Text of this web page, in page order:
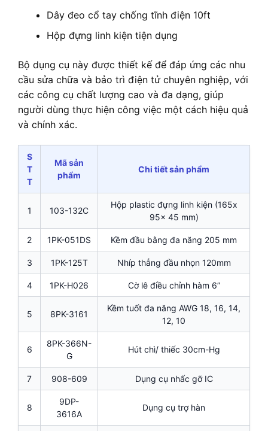
Dây đeo cổ tay chống tĩnh điện 10ft
Hộp đựng linh kiện tiện dụng
Bộ dụng cụ này được thiết kế để đáp ứng các nhu
cầu sửa chữa và bảo trì điện tử chuyên nghiệp, với
các công cụ chất lượng cao và đa dạng, giúp
người dùng thực hiện công việc một cách hiệu quả
và chính xác.
S
T
T
Mã sản
phẩm
Chi tiết sản phẩm
1 103-132C
Hộp plastic đựng linh kiện (165x
95x 45 mm)
2 1PK-051DS Kềm đầu bằng đa năng 205 mm
3 1PK-125T Nhíp thẳng đầu nhọn 120mm
4 1PK-H026 Cờ lê điều chỉnh hàm 6”
5 8PK-3161
Kềm tuốt đa năng AWG 18, 16, 14,
12, 10
6
8PK-366N-
G
Hút chì/ thiếc 30cm-Hg
7 908-609 Dụng cụ nhấc gỡ IC
8
9DP-
3616A
Dụng cụ trợ hàn